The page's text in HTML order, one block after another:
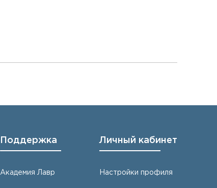
Поддержка
Академия Лавр
Личный кабинет
Настройки профиля